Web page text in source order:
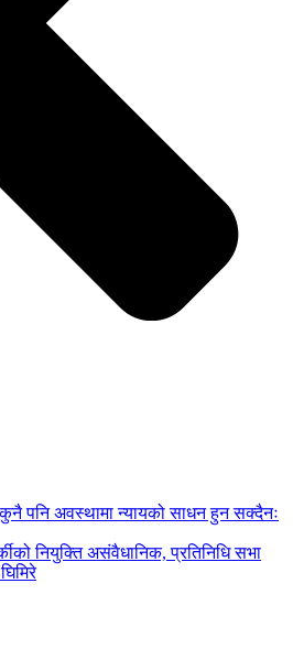
पनि अवस्थामा न्यायको साधन हुन सक्दैनः
नियुक्ति असंवैधानिक, प्रतिनिधि सभा